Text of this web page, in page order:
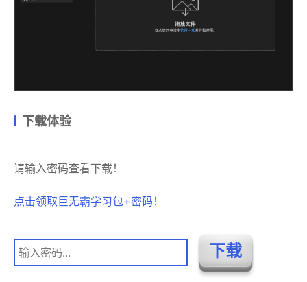
下载体验
请输入密码查看下载！
点击领取巨无霸学习包+密码！